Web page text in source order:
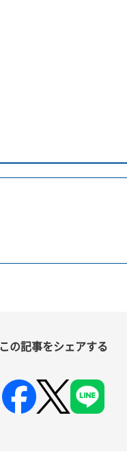
この記事をシェアする